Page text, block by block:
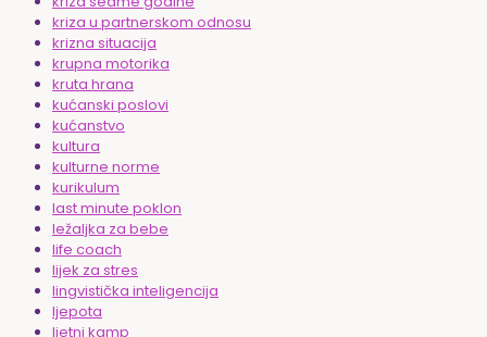
kriza u partnerskom odnosu
krizna situacija
krupna motorika
kruta hrana
kućanski poslovi
kućanstvo
kultura
kulturne norme
kurikulum
last minute poklon
ležaljka za bebe
life coach
lijek za stres
lingvistička inteligencija
ljepota
ljetni kamp